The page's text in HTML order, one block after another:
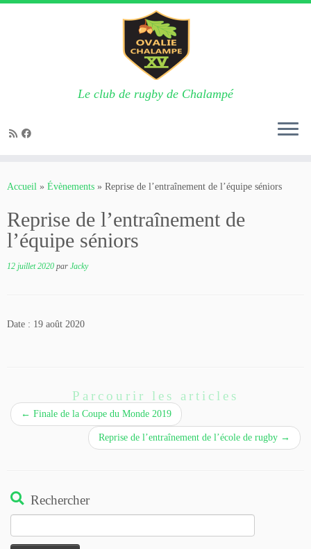
Le club de rugby de Chalampé
Accueil » Évènements » Reprise de l’entraînement de l’équipe séniors
Reprise de l’entraînement de
l’équipe séniors
12 juillet 2020 par Jacky
Date : 19 août 2020
Parcourir les articles
← Finale de la Coupe du Monde 2019
Reprise de l’entraînement de l’école de rugby →
Rechercher